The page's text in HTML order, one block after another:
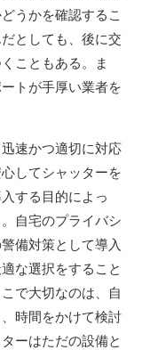
うかを確認するこ
としても、後に交
こともある。ま
トが手厚い業者を
速かつ適切に対応
してシャッターを
する目的によっ
自宅のプライバシ
備対策として導入
な選択をすること
で大切なのは、自
時間をかけて検討
ーはただの設備と